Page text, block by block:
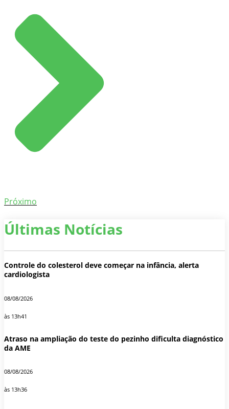
Próximo
Últimas Notícias
Controle do colesterol deve começar na infância, alerta
cardiologista
08/08/2026
às 13h41
Atraso na ampliação do teste do pezinho dificulta diagnóstico
da AME
08/08/2026
às 13h36